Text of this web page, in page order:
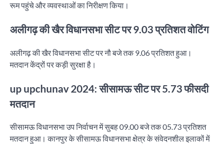
रूम पहुंचे और व्यवस्थाओं का निरीक्षण किया।
अलीगढ़ की खैर विधानसभा सीट पर 9.03 प्रतिशत वोटिंग
अलीगढ़ की खैर विधानसभा सीट पर नौ बजे तक 9.06 प्रतिशत हुआ।
मतदान केंद्रों पर कड़ी सुरक्षा है।
up upchunav 2024: सीसामऊ सीट पर 5.73 फीसदी
मतदान
सीसामऊ विधानसभा उप निर्वाचन में सुबह 09.00 बजे तक 05.73 प्रतिशत
मतदान हुआ। कानपुर के सीसामऊ विधानसभा क्षेत्र के संवेदनशील इलाकों में